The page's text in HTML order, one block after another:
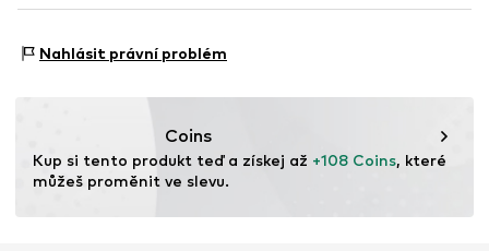
Ochrana prstů
NL
Funkce: Prodyšný
Oblast použití: Do terénu
Oblast použití: Turistika
Nahlásit právní problém
Coins
Kup si tento produkt teď a získej až +108 Coins, které
můžeš proměnit ve slevu.